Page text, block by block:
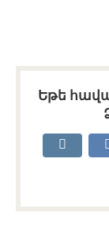
Եթե